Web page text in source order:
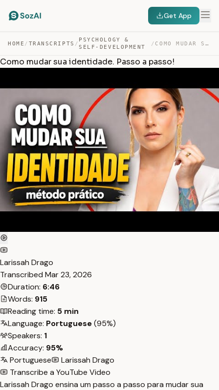
Get App
HOME / TRANSCRIPTS /
PSYCHOLOGY &
SELF-DEVELOPMENT
/ COMO MUDAR SUA IDENTIDADE. PASSO A PASSO! — TRANSCRIPT
Como mudar sua identidade. Passo a passo!
Larissah Drago
Transcribed Mar 23, 2026
Duration: 6:46
Words: 915
Reading time: 5 min
Language: Portuguese(95%)
Speakers: 1
Accuracy: 95%
Portuguese
Larissah Drago
Transcribe a YouTube Video
Larissah Drago ensina um passo a passo para mudar sua